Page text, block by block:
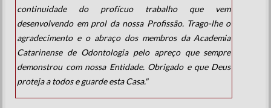
continuidade do profícuo trabalho que vem
desenvolvendo em prol da nossa Profissão. Trago-lhe o
agradecimento e o abraço dos membros da Academia
Catarinense de Odontologia pelo apreço que sempre
demonstrou com nossa Entidade. Obrigado e que Deus
proteja a todos e guarde esta Casa."